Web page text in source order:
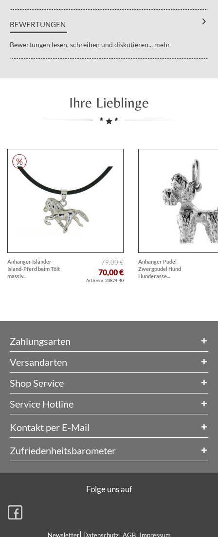
BEWERTUNGEN
Bewertungen lesen, schreiben und diskutieren... mehr
Ihre Lieblinge
Anhänger Isländer
Island-Pferd beim Tölt
massiv...
79,00 €
70,00 €
Artikelnr. 23824-40
Anhänger Pudel
Zwergpudel Hund
Hunderasse...
Zahlungsarten
Versandarten
Shop Service
Service Hotline
Kontakt per E-Mail
Zufriedenheitsbarometer
Newsletter Datenschutz AGB Impressum
Folge uns auf